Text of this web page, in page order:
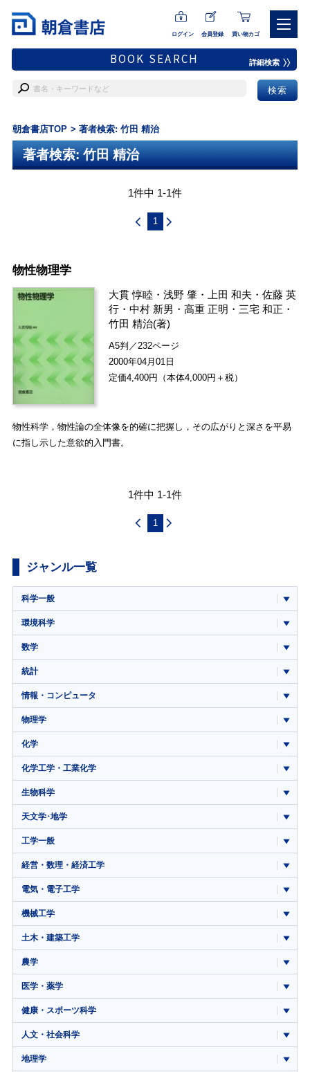
ログイン 会員登録 買い物カゴ
BOOK SEARCH 詳細検索
朝倉書店TOP 著者検索: 竹田 精治
著者検索: 竹田 精治
1件中 1-1件
1
物性物理学
大貫 惇睦 ・浅野 肇 ・ 上田 和夫 ・佐藤 英
行 ・中村 新男 ・高重 正明 ・ 三宅 和正 ・
竹田 精治(著)
A5判／232ページ
2000年04月01日
定価4,400円（本体4,000円＋税）
物性科学，物性論の全体像を的確に把握し，その広がりと深さを平易
に指し示した意欲的入門書。
1件中 1-1件
1
ジャンル一覧
科学一般
環境科学
数学
統計
情報・コンピュータ
物理学
化学
化学工学・工業化学
生物科学
天文学･地学
工学一般
経営・数理・経済工学
電気・電子工学
機械工学
土木・建築工学
農学
医学・薬学
健康・スポーツ科学
人文・社会科学
地理学